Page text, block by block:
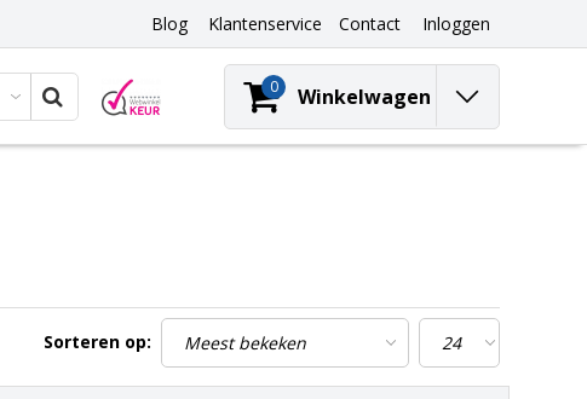
Blog Klantenservice Contact Inloggen
0 Winkelwagen
Sorteren op: